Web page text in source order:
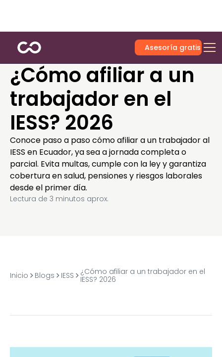
Asesoría gratis
¿Cómo afiliar a un
trabajador en el
IESS? 2026
Conoce paso a paso cómo afiliar a un trabajador al
IESS en Ecuador, ya sea a jornada completa o
parcial. Evita multas, cumple con la ley y garantiza
cobertura en salud, pensiones y riesgos laborales
desde el primer día.
Lectura de 3 minutos aprox.
Inicio Blogs IESS
¿Cómo afiliar a un trabajador en el
IESS? 2026